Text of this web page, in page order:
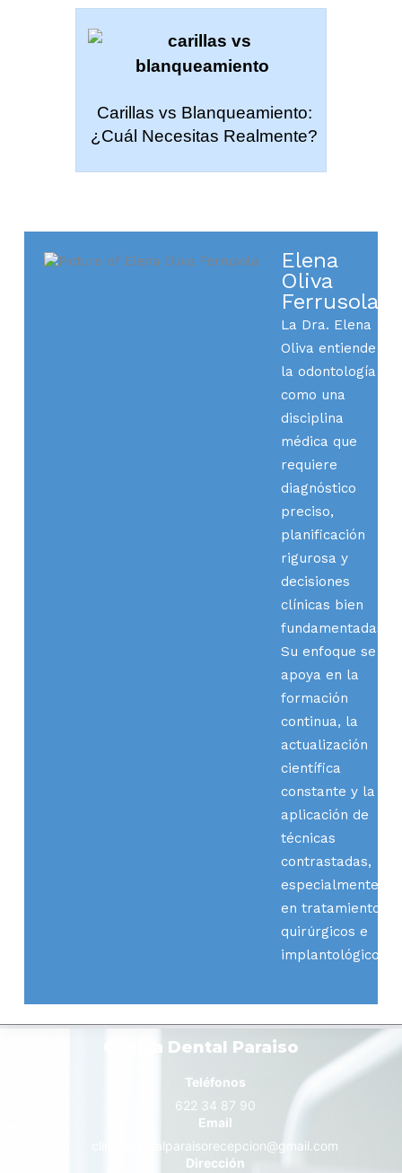
Carillas vs Blanqueamiento:
¿Cuál Necesitas Realmente?
Elena
Oliva
Ferrusola
La Dra. Elena
Oliva entiende
la odontología
como una
disciplina
médica que
requiere
diagnóstico
preciso,
planificación
rigurosa y
decisiones
clínicas bien
fundamentadas.
Su enfoque se
apoya en la
formación
continua, la
actualización
científica
constante y la
aplicación de
técnicas
contrastadas,
especialmente
en tratamientos
quirúrgicos e
implantológicos.
Clínica Dental Paraiso
Teléfonos
622 34 87 90
Email
clinicadentalparaisorecepcion@gmail.com
Dirección